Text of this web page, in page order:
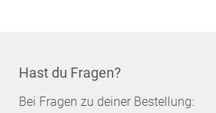
Hast du Fragen?
Bei Fragen zu deiner Bestellung: